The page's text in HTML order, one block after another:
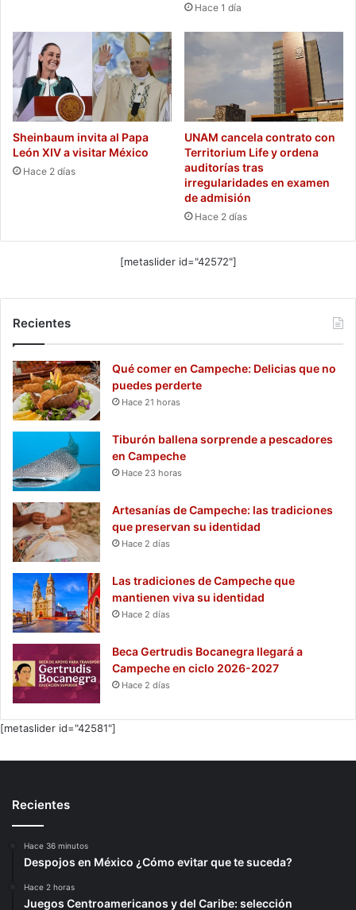
Hace 1 día
Sheinbaum invita al Papa
León XIV a visitar México
Hace 2 días
UNAM cancela contrato con
Territorium Life y ordena
auditorías tras
irregularidades en examen
de admisión
Hace 2 días
[metaslider id="42572"]
Recientes
Qué comer en Campeche: Delicias que no
puedes perderte
Hace 21 horas
Tiburón ballena sorprende a pescadores
en Campeche
Hace 23 horas
Artesanías de Campeche: las tradiciones
que preservan su identidad
Hace 2 días
Las tradiciones de Campeche que
mantienen viva su identidad
Hace 2 días
Beca Gertrudis Bocanegra llegará a
Campeche en ciclo 2026-2027
Hace 2 días
[metaslider id="42581"]
Recientes
Hace 36 minutos
Despojos en México ¿Cómo evitar que te suceda?
Hace 2 horas
Juegos Centroamericanos y del Caribe: selección